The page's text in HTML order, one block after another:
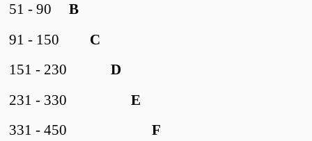
B
51 - 90
C
91 - 150
D
151 - 230
E
231 - 330
F
331 - 450